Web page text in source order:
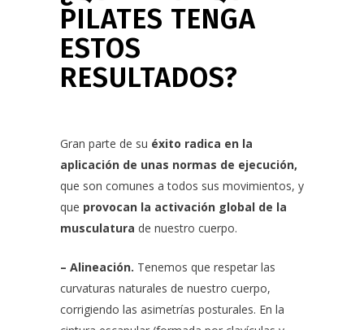
PILATES TENGA
ESTOS
RESULTADOS?
Gran parte de su éxito radica en la
aplicación de unas normas de ejecución,
que son comunes a todos sus movimientos, y
que provocan la activación global de la
musculatura de nuestro cuerpo.
– Alineación. Tenemos que respetar las
curvaturas naturales de nuestro cuerpo,
corrigiendo las asimetrías posturales. En la